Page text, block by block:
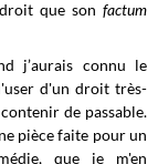
que son factum
j’aurais connu le
d'un droit très-
de passable.
pièce faite pour un
que je m'en